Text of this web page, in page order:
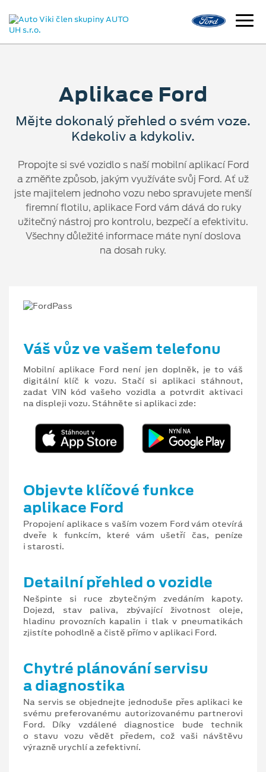
Aplikace Ford
Mějte dokonalý přehled o svém voze.
Kdekoliv a kdykoliv.
Propojte si své vozidlo s naší mobilní aplikací Ford
a změňte způsob, jakým využíváte svůj Ford. Ať už
jste majitelem jednoho vozu nebo spravujete menší
firemní flotilu, aplikace Ford vám dává do ruky
užitečný nástroj pro kontrolu, bezpečí a efektivitu.
Všechny důležité informace máte nyní doslova
na dosah ruky.
Váš vůz ve vašem telefonu
Mobilní aplikace Ford není jen doplněk, je to váš
digitální klíč k vozu. Stačí si aplikaci stáhnout,
zadat VIN kód vašeho vozidla a potvrdit aktivaci
na displeji vozu. Stáhněte si aplikaci zde:
Objevte klíčové funkce
aplikace Ford
Propojení aplikace s vaším vozem Ford vám otevírá
dveře k funkcím, které vám ušetří čas, peníze
i starosti.
Detailní přehled o vozidle
Nešpinte si ruce zbytečným zvedáním kapoty.
Dojezd, stav paliva, zbývající životnost oleje,
hladinu provozních kapalin i tlak v pneumatikách
zjistíte pohodlně a čistě přímo v aplikaci Ford.
Chytré plánování servisu
a diagnostika
Na servis se objednejte jednoduše přes aplikaci ke
svému preferovanému autorizovanému partnerovi
Ford. Díky vzdálené diagnostice bude technik
o stavu vozu vědět předem, což vaši návštěvu
výrazně urychlí a zefektivní.